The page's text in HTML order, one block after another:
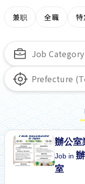
兼职 全職 特
辦公室
Job in
室